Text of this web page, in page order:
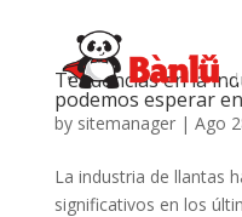
Tendencias en la
podemos esperar
by sitemanager| Ago
La industria de llantas
significativos en los